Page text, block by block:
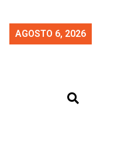
AGOSTO 6, 2026